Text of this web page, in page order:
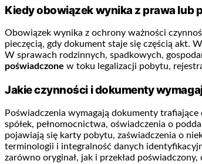
Kiedy obowiązek wynika z prawa lub
Obowiązek wynika z ochrony ważności
pieczęcią, gdy dokument staje się częścią akt.
W sprawach rodzinnych, spadkowych,
poświadczone w toku legalizacji pobytu,
Jakie czynności i dokumenty
Poświadczenia wymagają dokumenty
spółek, pełnomocnictwa, oświadczenia o
pojawiają się karty pobytu, zaświadczenia o
terminologii i integralność danych
zarówno oryginał, jak i przekład